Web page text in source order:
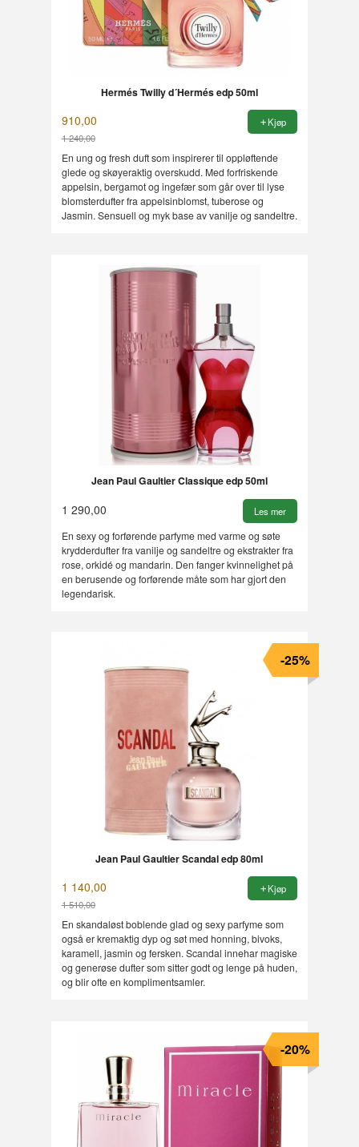
Hermés Twilly d´Hermés edp 50ml
910,00
1 240,00
Rabatt
Kjøp
En ung og fresh duft som inspirerer til oppløftende
glede og skøyeraktig overskudd. Med forfriskende
appelsin, bergamot og ingefær som går over til lyse
blomsterdufter fra appelsinblomst, tuberose og
Jasmin. Sensuell og myk base av vanilje og sandeltre.
Jean Paul Gaultier Classique edp 50ml
1 290,00 Les mer
En sexy og forførende parfyme med varme og søte
krydderdufter fra vanilje og sandeltre og ekstrakter fra
rose, orkidé og mandarin. Den fanger kvinnelighet på
en berusende og forførende måte som har gjort den
legendarisk.
Jean Paul Gaultier Scandal edp 80ml
1 140,00
1 510,00
Rabatt
-25%
Kjøp
En skandaløst boblende glad og sexy parfyme som
også er kremaktig dyp og søt med honning, bivoks,
karamell, jasmin og fersken. Scandal innehar magiske
og generøse dufter som sitter godt og lenge på huden,
og blir ofte en komplimentsamler.
-20%